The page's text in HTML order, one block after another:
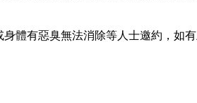
體有惡臭無法消除等人士邀約，如有